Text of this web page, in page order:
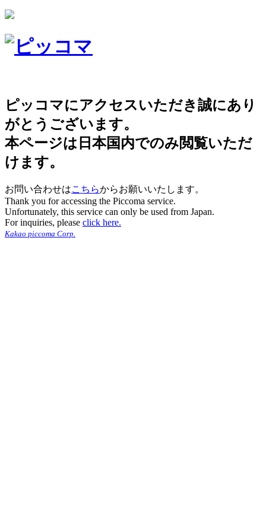
ピッコマにアクセスいただき誠にあり
がとうございます。
本ページは日本国内でのみ閲覧いただ
けます。
お問い合わせはこちらからお願いいたします。
Thank you for accessing the Piccoma service.
Unfortunately, this service can only be used from Japan.
For inquiries, please click here.
Kakao piccoma Corp.